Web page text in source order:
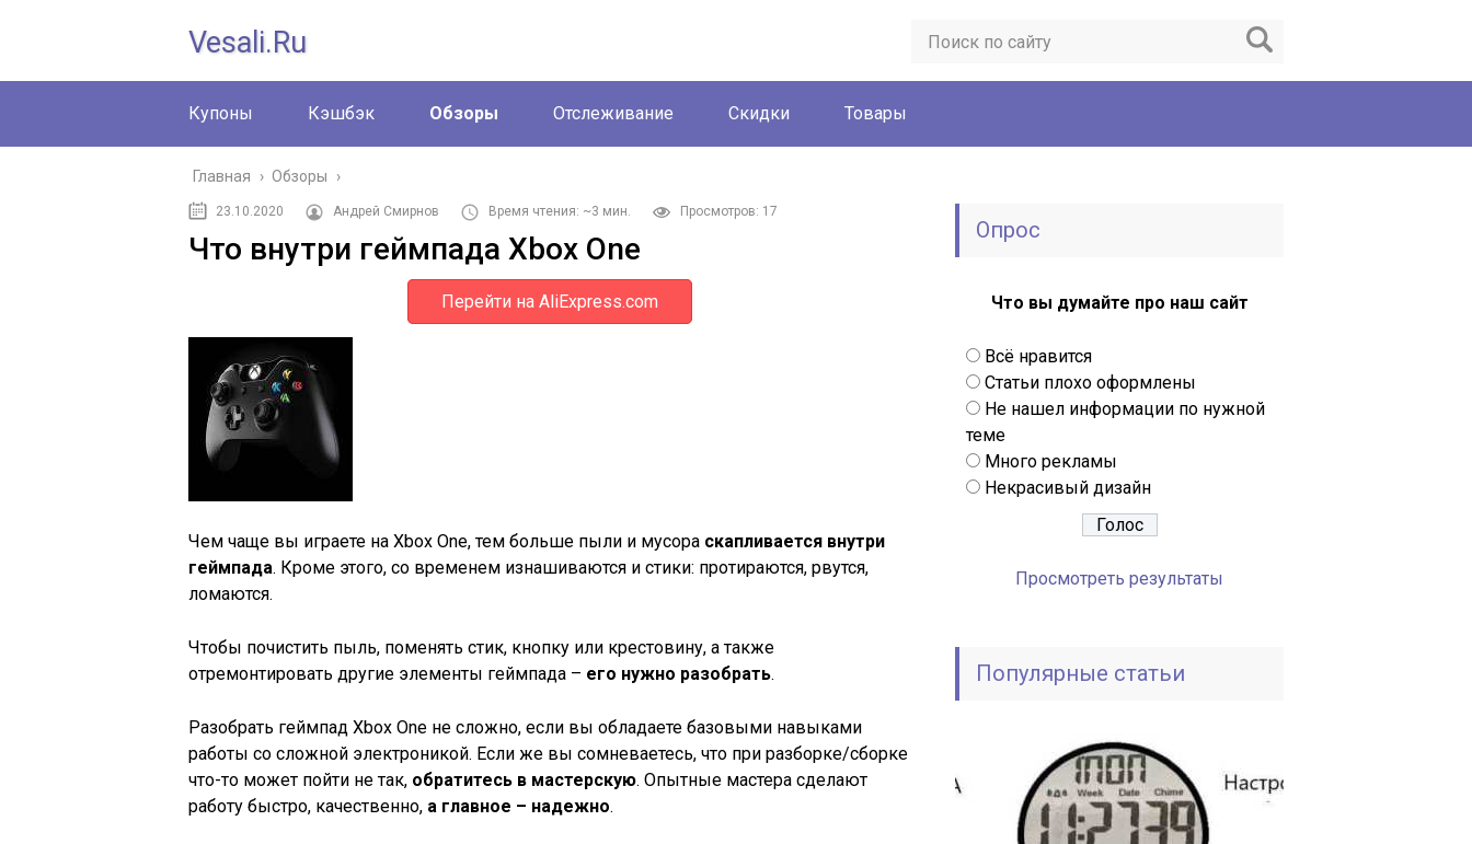
Vesali.ru
Купоны Кэшбэк Обзоры Отслеживание Скидки Товары
Главная › Обзоры ›
23.10.2020 Андрей Смирнов Время чтения: ~3 мин. Просмотров: 17
Что внутри геймпада Xbox One
Перейти на AliExpress.com
Чем чаще вы играете на Xbox One, тем больше пыли и мусора скапливается внутри
геймпада. Кроме этого, со временем изнашиваются и стики: протираются, рвутся,
ломаются.
Чтобы почистить пыль, поменять стик, кнопку или крестовину, а также
отремонтировать другие элементы геймпада – его нужно разобрать.
Разобрать геймпад Xbox One не сложно, если вы обладаете базовыми навыками
работы со сложной электроникой. Если же вы сомневаетесь, что при разборке/сборке
что-то может пойти не так, обратитесь в мастерскую. Опытные мастера сделают
работу быстро, качественно, а главное – надежно.
Опрос
Что вы думайте про наш сайт
Всё нравится
Статьи плохо оформлены
Не нашел информации по нужной
теме
Много рекламы
Некрасивый дизайн
Просмотреть результаты
Популярные статьи